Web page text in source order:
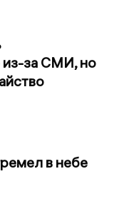
из-за СМИ, но
в небе